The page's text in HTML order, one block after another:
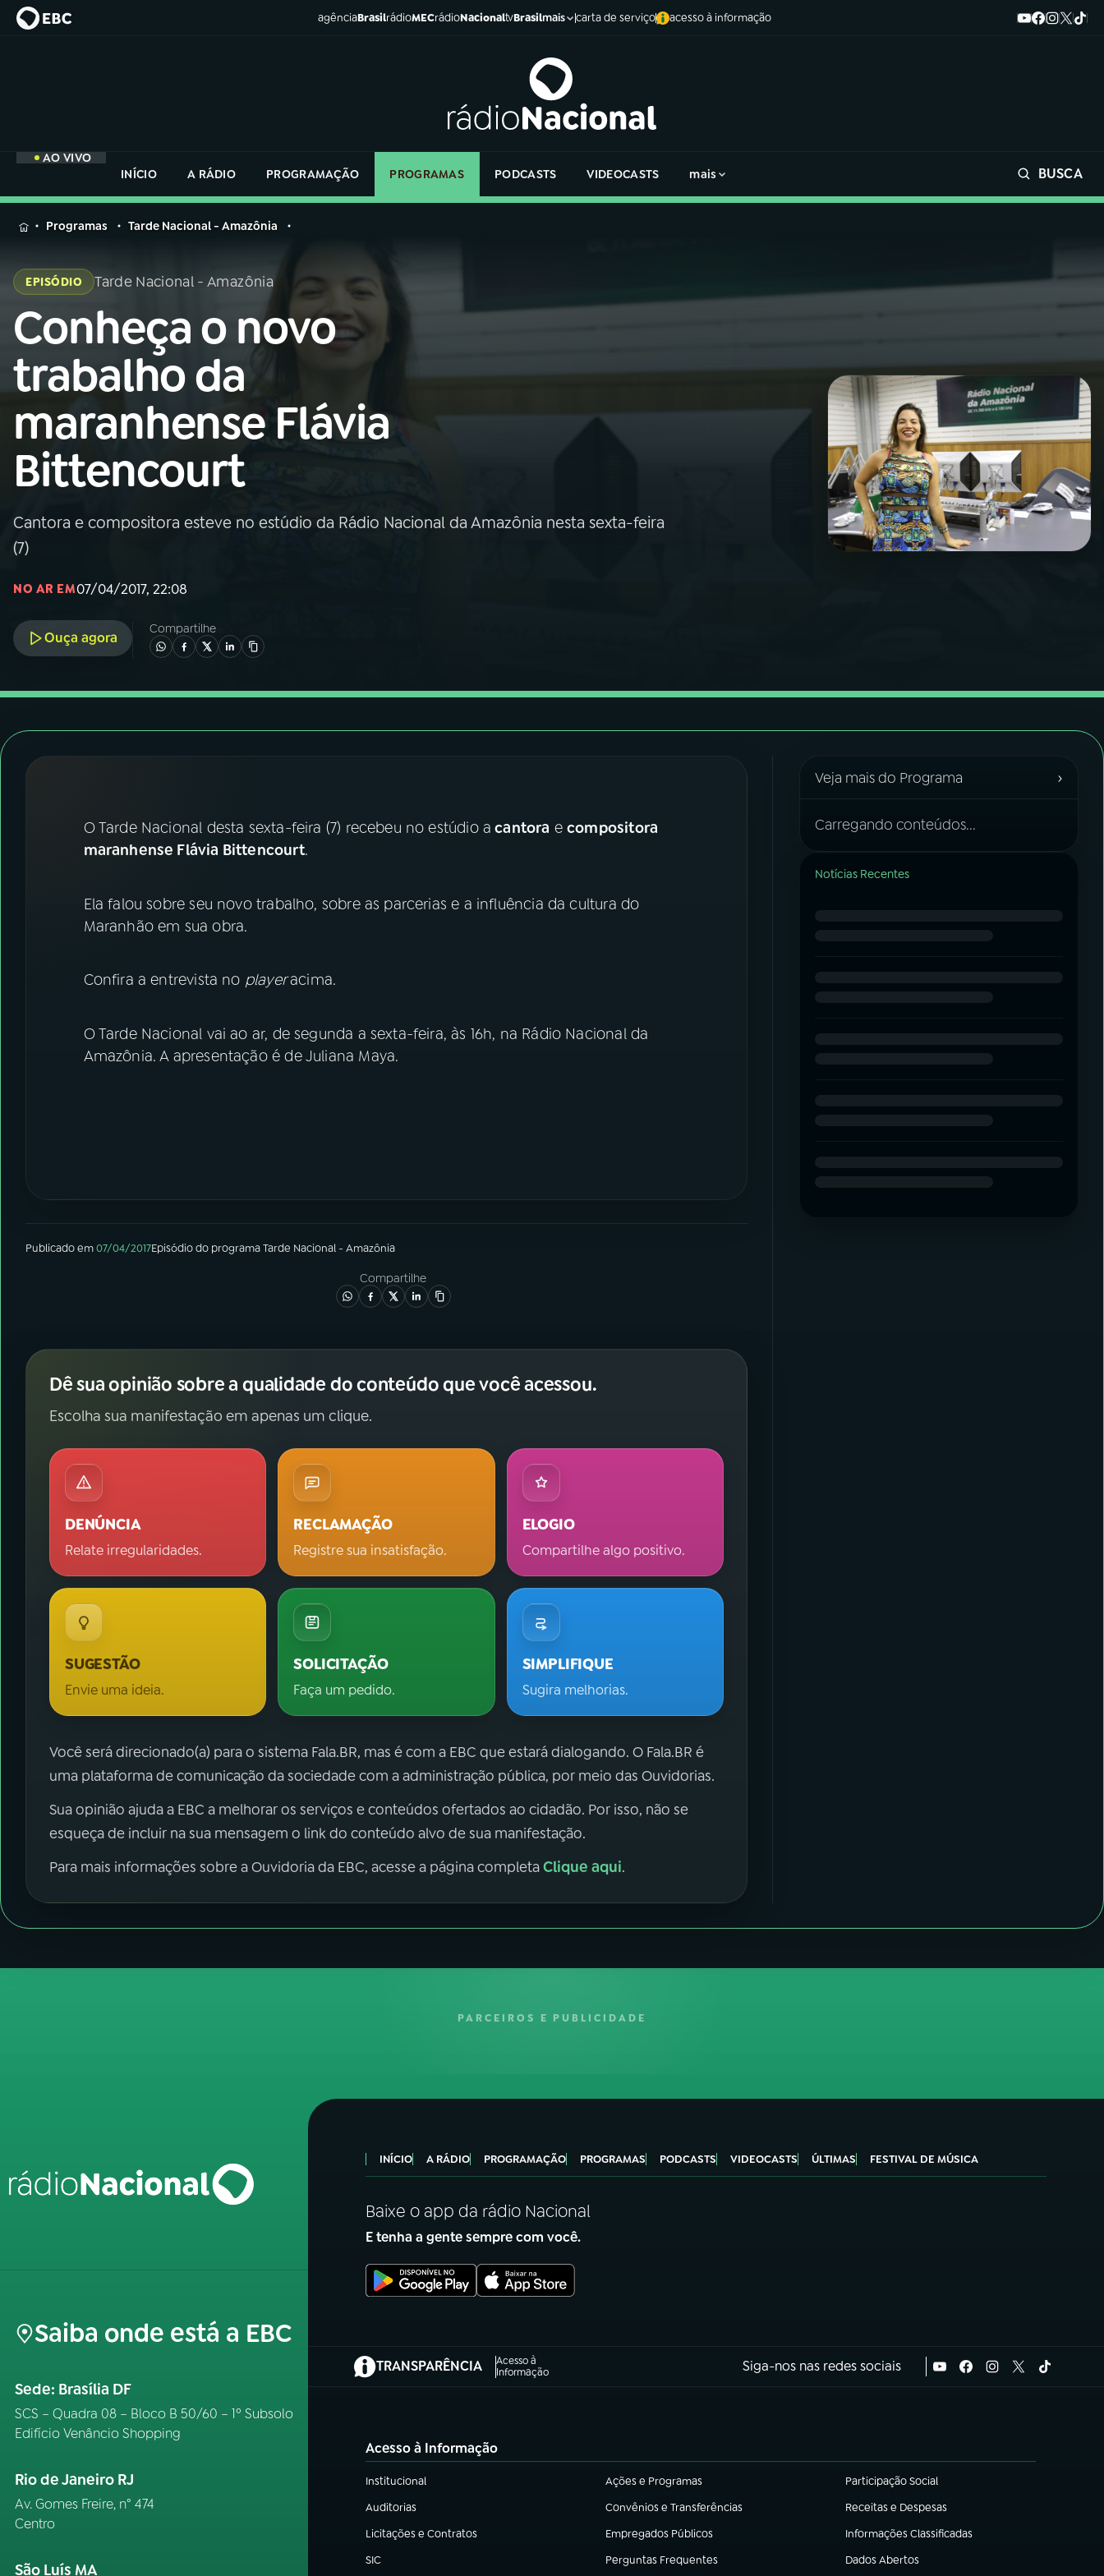
agênciaBrasilrádioMECrádioNacionaltvBrasilmais carta de serviço acesso à informação
AO VIVO
INÍCIO
A RÁDIO PROGRAMAÇÃO PROGRAMAS PODCASTS VIDEOCASTS mais BUSCA
MENU
Buscar
na
Rádio
Nacional
Buscar
AO VIVO
01INÍCIO
02A RÁDIO
03PROGRAMAÇÃO
05 PODCASTS
ACOMPANHE A RÁDIO NACIONAL
Instagram X
na
Rádio
Programas Tarde Nacional - Amazônia
EPISÓDIO Tarde Nacional - Amazônia
Conheça o novo
trabalho da
maranhense Flávia
Bittencourt
Cantora e compositora esteve no estúdio da Rádio Nacional da Amazônia nesta sexta-feira
(7)
NO AR EM07/04/2017, 22:08
Ouça agora
Compartilhe
O Tarde Nacional desta sexta-feira (7) recebeu no estúdio a cantora ecompositora
maranhense Flávia Bittencourt.
Ela falou sobre seu novo trabalho, sobre as parcerias e a influência da cultura do
Maranhão em sua obra.
Confira a entrevista no playeracima.
O Tarde Nacional vai ao ar, de segunda a sexta-feira, às 16h, na Rádio Nacional da
Amazônia. A apresentação é de Juliana Maya.
Publicado em07/04/2017Episódiodo programaTarde Nacional - Amazônia
Compartilhe
Dê sua opinião sobre a qualidade do conteúdo que você acessou.
Escolha sua manifestação em apenas um clique.
DENÚNCIA
Relate irregularidades.
RECLAMAÇÃO
Registre sua insatisfação.
ELOGIO
Compartilhe algo positivo.
SUGESTÃO
Envie uma ideia.
SOLICITAÇÃO
Faça um pedido.
SIMPLIFIQUE
Sugira melhorias.
Você será direcionado(a) para o sistema Fala.BR, mas é com a EBC que estará dialogando. O Fala.BR é
uma plataforma de comunicação da sociedade com a administração pública, por meio das Ouvidorias.
Sua opinião ajuda a EBC a melhorar os serviços e conteúdos ofertados ao cidadão. Por isso, não se
esqueça de incluir na sua mensagem o link do conteúdo alvo de sua manifestação.
Para mais informações sobre a Ouvidoria da EBC, acesse a página completaClique aqui.
Veja mais do Programa ›
Carregando conteúdos...
Notícias Recentes
PARCEIROS E PUBLICIDADE
Saiba onde está a EBC
Sede: Brasília DF
SCS – Quadra 08 – Bloco B 50/60 – 1º Subsolo
Edifício Venâncio Shopping
Rio de Janeiro RJ
Av. Gomes Freire, n° 474
Centro
São Luís MA
INÍCIO A RÁDIO PROGRAMAÇÃO PROGRAMAS PODCASTS VIDEOCASTS ÚLTIMAS FESTIVAL DE MÚSICA
Baixe o app da rádio Nacional
E tenha a gente sempre com você.
TRANSPARÊNCIA
Acesso à
Informação
(abre em nova aba) Siga-nos nas redes sociais
Acesso à Informação
Institucional
(abre em nova aba) Ações e Programas
(abre em nova aba) Participação Social
(abre em nova aba)
Auditorias
(abre em nova aba) Convênios e Transferências
(abre em nova aba) Receitas e Despesas
(abre em nova aba)
Licitações e Contratos
(abre em nova aba) Empregados Públicos
(abre em nova aba) Informações Classificadas
(abre em nova aba)
SIC
(abre em nova aba) Perguntas Frequentes
(abre em nova aba) Dados Abertos
(abre em nova aba)